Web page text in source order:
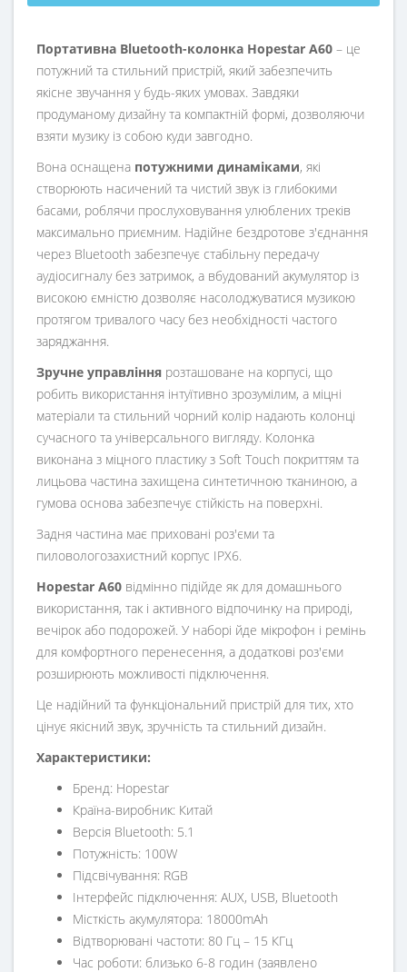
Портативна Bluetooth-колонка Hopestar A60 – це
потужний та стильний пристрій, який забезпечить
якісне звучання у будь-яких умовах. Завдяки
продуманому дизайну та компактній формі, дозволяючи
взяти музику із собою куди завгодно.
Вона оснащена потужними динаміками, які
створюють насичений та чистий звук із глибокими
басами, роблячи прослуховування улюблених треків
максимально приємним. Надійне бездротове з'єднання
через Bluetooth забезпечує стабільну передачу
аудіосигналу без затримок, а вбудований акумулятор із
високою ємністю дозволяє насолоджуватися музикою
протягом тривалого часу без необхідності частого
заряджання.
Зручне управління розташоване на корпусі, що
робить використання інтуїтивно зрозумілим, а міцні
матеріали та стильний чорний колір надають колонці
сучасного та універсального вигляду. Колонка
виконана з міцного пластику з Soft Touch покриттям та
лицьова частина захищена синтетичною тканиною, а
гумова основа забезпечує стійкість на поверхні.
Задня частина має приховані роз'єми та
пиловологозахистний корпус IPX6.
Hopestar A60 відмінно підійде як для домашнього
використання, так і активного відпочинку на природі,
вечірок або подорожей. У наборі йде мікрофон і ремінь
для комфортного перенесення, а додаткові роз'єми
розширюють можливості підключення.
Це надійний та функціональний пристрій для тих, хто
цінує якісний звук, зручність та стильний дизайн.
Характеристики:
Бренд: Hopestar
Країна-виробник: Китай
Версія Bluetooth: 5.1
Потужність: 100W
Підсвічування: RGB
Інтерфейс підключення: AUX, USB, Bluetooth
Місткість акумулятора: 18000mAh
Відтворювані частоти: 80 Гц – 15 КГц
Час роботи: близько 6-8 годин (заявлено